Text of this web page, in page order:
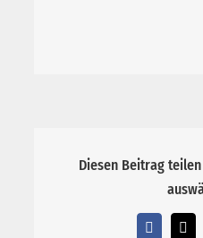
Diesen Beitrag
Facebook
X